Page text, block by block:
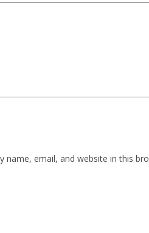
name, email, and website in this